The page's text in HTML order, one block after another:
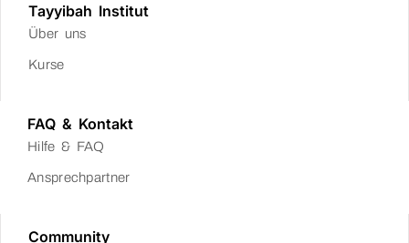
Tayyibah Institut
Über uns
Kurse
FAQ & Kontakt
Hilfe & FAQ
Ansprechpartner
Community